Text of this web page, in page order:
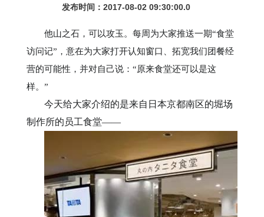
发布时间：2017-08-02 09:30:00.0
他山之石，可以攻玉。每周为大家推送一期“食堂
访问记”，意在为大家打开认知窗口、拓宽我们团餐经
营的可能性，并对自己说：“原来食堂还可以是这
样。”
今天给大家介绍的是来自日本京都南区的堀场
制作所的员工食堂——